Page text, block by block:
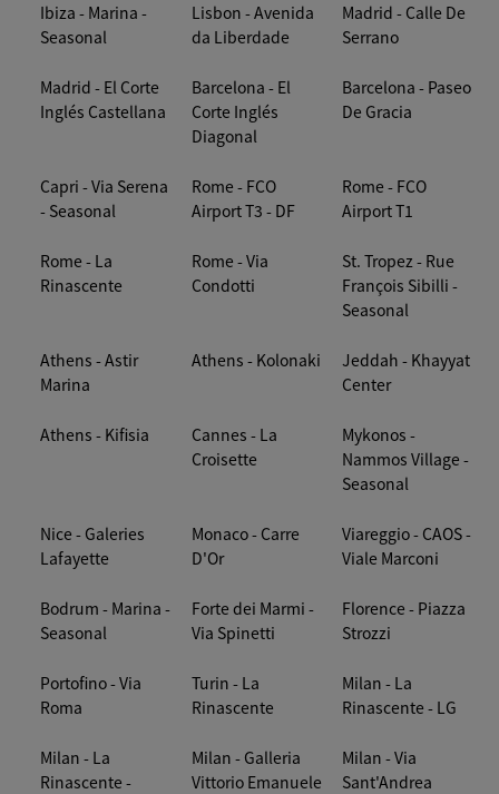
Ibiza - Marina -
Seasonal
Lisbon - Avenida
da Liberdade
Madrid - Calle De
Serrano
Madrid - El Corte
Inglés Castellana
Barcelona - El
Corte Inglés
Diagonal
Barcelona - Paseo
De Gracia
Capri - Via Serena
- Seasonal
Rome - FCO
Airport T3 - DF
Rome - FCO
Airport T1
Rome - La
Rinascente
Rome - Via
Condotti
St. Tropez - Rue
François Sibilli -
Seasonal
Athens - Astir
Marina
Athens - Kolonaki
Jeddah - Khayyat
Center
Athens - Kifisia
Cannes - La
Croisette
Mykonos -
Nammos Village -
Seasonal
Nice - Galeries
Lafayette
Monaco - Carre
D'Or
Viareggio - CAOS -
Viale Marconi
Bodrum - Marina -
Seasonal
Forte dei Marmi -
Via Spinetti
Florence - Piazza
Strozzi
Portofino - Via
Roma
Turin - La
Rinascente
Milan - La
Rinascente - LG
Milan - La
Rinascente -
Milan - Galleria
Vittorio Emanuele
Milan - Via
Sant'Andrea